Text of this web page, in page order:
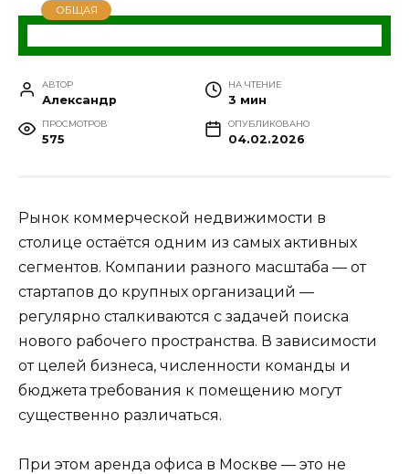
ОБЩАЯ
АВТОР
Александр
НА ЧТЕНИЕ
3 мин
ПРОСМОТРОВ
575
ОПУБЛИКОВАНО
04.02.2026
Рынок коммерческой недвижимости в
столице остаётся одним из самых активных
сегментов. Компании разного масштаба — от
стартапов до крупных организаций —
регулярно сталкиваются с задачей поиска
нового рабочего пространства. В зависимости
от целей бизнеса, численности команды и
бюджета требования к помещению могут
существенно различаться.
При этом аренда офиса в Москве — это не